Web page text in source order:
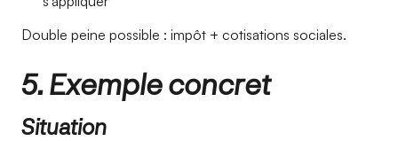
Double peine possible : impôt + cotisations sociales.
5. Exemple concret
Situation